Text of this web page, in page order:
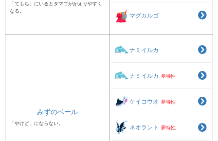
「てもち」にいるとタマゴがかえりやすく
なる。
マグカルゴ
みずのベール
「やけど」にならない。
ナミイルカ
ナミイルカ 夢特性
ケイコウオ 夢特性
ネオラント 夢特性